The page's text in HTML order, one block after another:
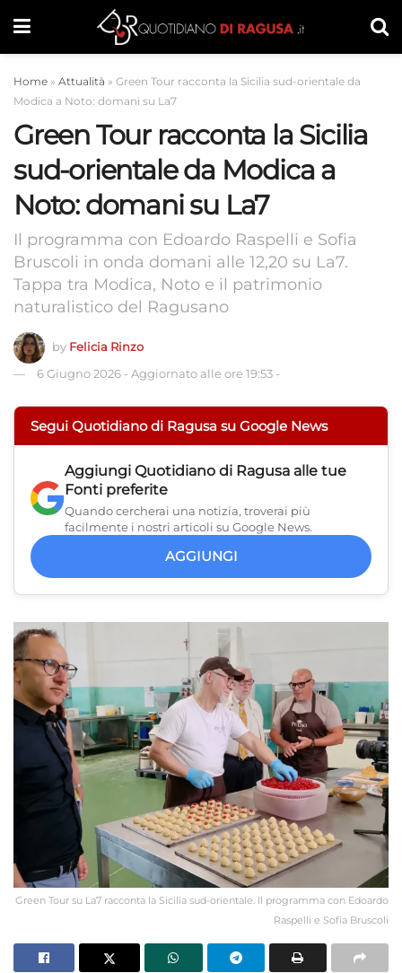
Home » Attualità » Green Tour racconta la Sicilia sud-orientale da
Modica a Noto: domani su La7
Green Tour racconta la Sicilia
sud-orientale da Modica a
Noto: domani su La7
Il programma con Edoardo Raspelli e Sofia
Bruscoli in onda domani alle 12,20 su La7.
Tappa tra Modica, Noto e il patrimonio
naturalistico del Ragusano
by Felicia Rinzo
6 Giugno 2026 - Aggiornato alle ore 19:53 -
Segui Quotidiano di Ragusa su Google News
Aggiungi Quotidiano di Ragusa alle tue
Fonti preferite
Quando cercherai una notizia, troverai più
facilmente i nostri articoli su Google News.
AGGIUNGI
Green Tour su La7 racconta la Sicilia sud-orientale. Il programma con Edoardo
Raspelli e Sofia Bruscoli